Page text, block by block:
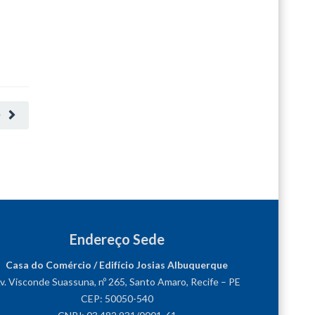
Endereço Sede
Casa do Comércio / Edifício Josias Albuquerque
Visconde Suassuna, nº 265, Santo Amaro, Recife – PE
CEP: 50050-540